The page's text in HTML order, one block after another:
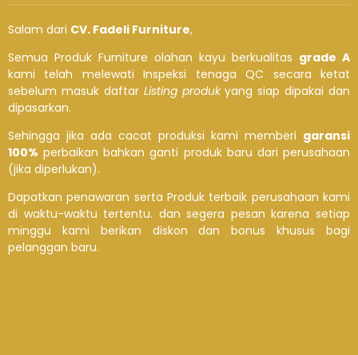
Salam dari CV. Fadeli Furniture,
Semua Produk Furniture olahan kayu berkualitas grade A
kami telah melewati Inspeksi tenaga QC secara ketat
sebelum masuk daftar Listing produkyang siap dipakai dan
dipasarkan.
Sehingga jika ada cacat produksi kami memberi garansi
100% perbaikan bahkan ganti produk baru dari perusahaan
(jika diperlukan).
Dapatkan penawaran serta Produk terbaik perusahaan kami
di waktu-waktu tertentu. dan segera pesan karena setiap
minggu kami berikan diskon dan bonus khusus bagi
pelanggan baru.